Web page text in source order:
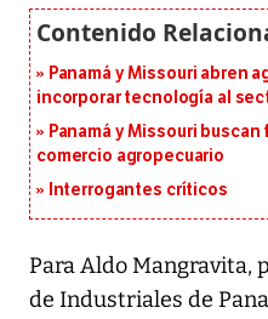
Panamá y Missouri abren
incorporar tecnología al
Panamá y Missouri
comercio agropecuario
Interrogantes críticos
Para Aldo Mangravita,
de Industriales de